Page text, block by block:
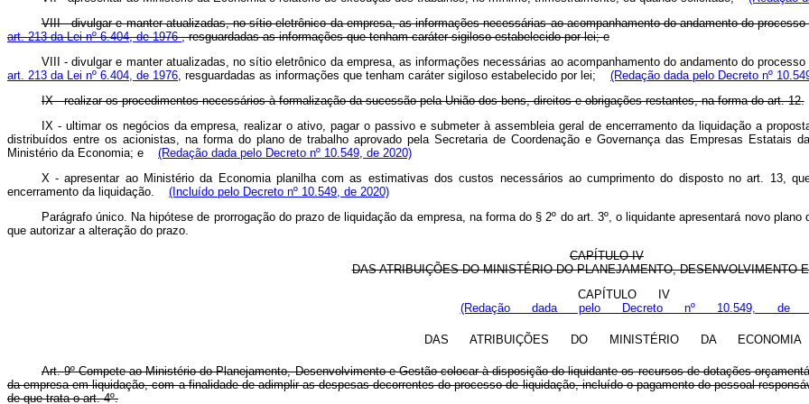
VIII - divulgar e manter atualizadas, no sítio eletrônico da empresa, as informações necessárias ao acompanhamento do andamento do
art. 213 da Lei nº 6.404, de 1976, resguardadas as informações que tenham caráter sigiloso estabelecido por lei; e
VIII - divulgar e manter atualizadas, no sítio eletrônico da empresa, as informações necessárias ao acompanhamento do andamento do
art. 213 da Lei nº 6.404, de 1976, resguardadas as informações que tenham caráter sigiloso estabelecido por lei;
(Redação dada pelo Decreto nº
IX - realizar os procedimentos necessários à formalização da sucessão pela União dos bens, direitos e obrigações restantes, na forma do art. 12.
IX - ultimar os negócios da empresa, realizar o ativo, pagar o passivo e submeter à assembleia geral de encerramento da liquidação a
distribuídos entre os acionistas, na forma do plano de trabalho aprovado pela Secretaria de Coordenação e Governança das Empresas Estatais
Ministério da Economia; e
(Redação dada pelo Decreto nº 10.549, de 2020)
X - apresentar ao Ministério da Economia planilha com as estimativas dos custos necessários ao cumprimento do disposto no art. 13,
encerramento da liquidação.
(Incluído pelo Decreto nº 10.549, de 2020)
Parágrafo único. Na hipótese de prorrogação do prazo de liquidação da empresa, na forma do § 2º do art. 3º, o liquidante apresentará novo
que autorizar a alteração do prazo.
CAPÍTULO IV
DAS ATRIBUIÇÕES DO MINISTÉRIO DO PLANEJAMENTO, DESENVOLVIMENTO
CAPÍTULO IV
(Redação dada pelo Decreto nº 10.549, de
DAS ATRIBUIÇÕES DO MINISTÉRIO DA
Art. 9º Compete ao Ministério do Planejamento, Desenvolvimento e Gestão colocar à disposição do liquidante os recursos de dotações
da empresa em liquidação, com a finalidade de adimplir as despesas decorrentes do processo de liquidação, incluído o pagamento do pessoal
de que trata o art. 4º.